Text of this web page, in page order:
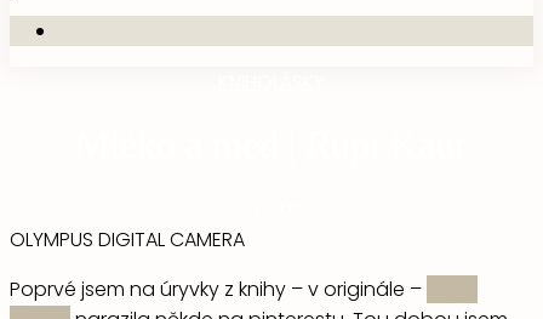
OLYMPUS DIGITAL CAMERA
Poprvé jsem na úryvky z knihy – v originále –